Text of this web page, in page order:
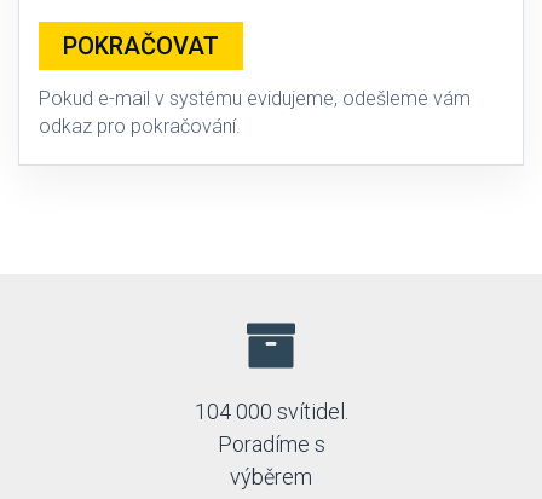
POKRAČOVAT
Pokud e-mail v systému evidujeme, odešleme vám
odkaz pro pokračování.
104 000 svítidel.
Poradíme s
výběrem